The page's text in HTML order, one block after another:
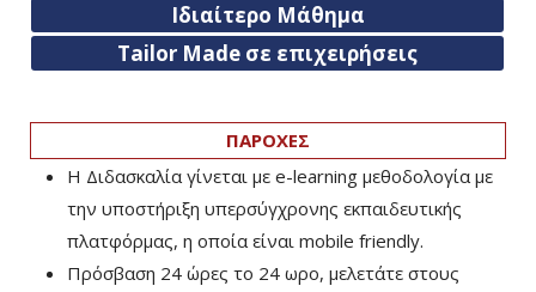
Ιδιαίτερο Μάθημα
Tailor Made σε επιχειρήσεις
ΠΑΡΟΧΕΣ
Η Διδασκαλία γίνεται με e-learning μεθοδολογία με
την υποστήριξη υπερσύγχρονης εκπαιδευτικής
πλατφόρμας, η οποία είναι mobile friendly.
Πρόσβαση 24 ώρες το 24 ωρο, μελετάτε στους